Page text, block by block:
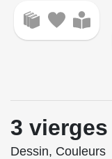
3 vierges
Dessin, Couleurs